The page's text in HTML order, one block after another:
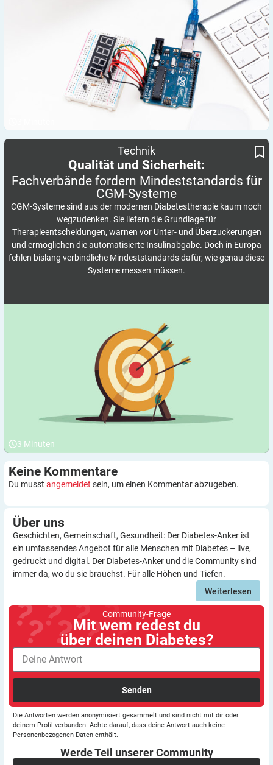
Fachverbände fordern Mindeststandards für CGM-Systeme
Technik
Qualität und Sicherheit:
Fachverbände fordern Mindeststandards für
CGM-Systeme
CGM-Systeme sind aus der modernen Diabetestherapie kaum noch
wegzudenken. Sie liefern die Grundlage für
Therapieentscheidungen, warnen vor Unter- und Überzuckerungen
und ermöglichen die automatisierte Insulinabgabe. Doch in Europa
fehlen bislang verbindliche Mindeststandards dafür, wie genau diese
Systeme messen müssen.
3 Minuten
Keine Kommentare
Du musst angemeldet sein, um einen Kommentar abzugeben.
Über uns
Geschichten, Gemeinschaft, Gesundheit: Der Diabetes-Anker ist
ein umfassendes Angebot für alle Menschen mit Diabetes – live,
gedruckt und digital. Der Diabetes-Anker und die Community sind
immer da, wo du sie brauchst. Für alle Höhen und Tiefen.
Weiterlesen
Community-Frage
Mit wem redest du
über deinen Diabetes?
Senden
Die Antworten werden anonymisiert gesammelt und sind nicht mit dir oder
deinem Profil verbunden. Achte darauf, dass deine Antwort auch keine
Personenbezogenen Daten enthält.
Werde Teil unserer Community